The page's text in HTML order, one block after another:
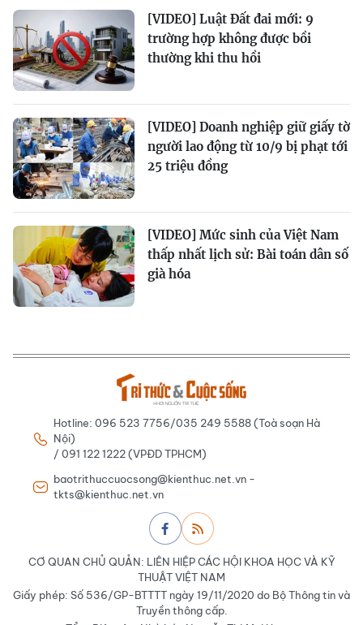
[VIDEO] Luật Đất đai mới: 9
trường hợp không được bồi
thường khi thu hồi
[VIDEO] Doanh nghiệp giữ giấy tờ
người lao động từ 10/9 bị phạt tới
25 triệu đồng
[VIDEO] Mức sinh của Việt Nam
thấp nhất lịch sử: Bài toán dân số
già hóa
Hotline: 096 523 7756/035 249 5588 (Toà soạn Hà
Nội)
/ 091 122 1222 (VPĐD TPHCM)
baotrithuccuocsong@kienthuc.net.vn -
tkts@kienthuc.net.vn
CƠ QUAN CHỦ QUẢN: LIÊN HIỆP CÁC HỘI KHOA HỌC VÀ KỸ
THUẬT VIỆT NAM
Giấy phép: Số 536/GP-BTTTT ngày 19/11/2020 do Bộ Thông tin và
Truyền thông cấp.